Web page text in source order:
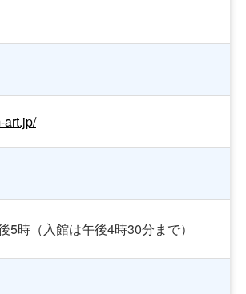
art.jp/
5時（入館は午後4時30分まで）